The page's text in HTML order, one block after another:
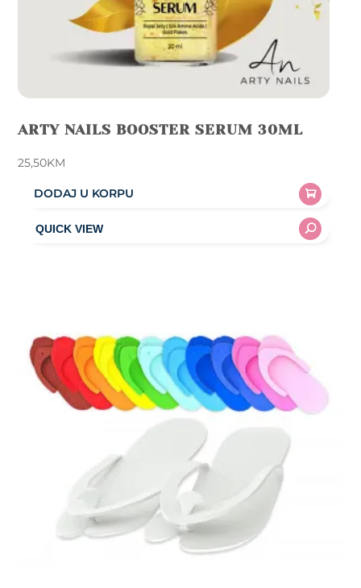
ARTY NAILS BOOSTER SERUM 30ML
25,50KM
DODAJ U KORPU